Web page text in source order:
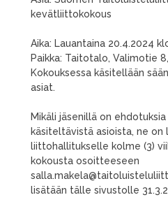
kevätliittokokous
Aika: Lauantaina 20.4.2024
Paikka: Taitotalo, Valimotie
Kokouksessa käsitellään
asiat.
Mikäli jäsenillä on
käsiteltävistä asioista, ne
liittohallitukselle kolme (3)
kokousta osoitteeseen
lisätään tälle sivustolle